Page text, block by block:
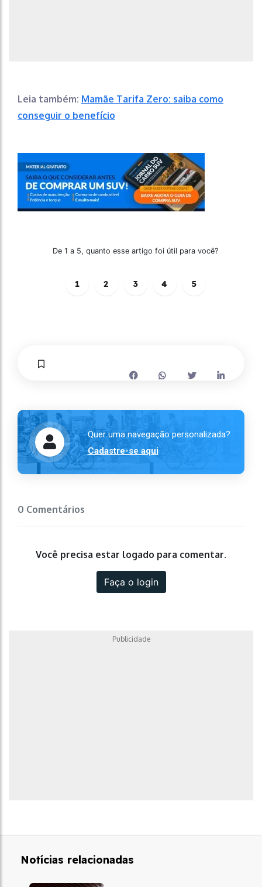
Leia também: Mamãe Tarifa Zero: saiba como
conseguir o benefício
De 1 a 5, quanto esse artigo foi útil para você?
1 2 3 4 5
Quer uma navegação personalizada?
Cadastre-se aqui
0 Comentários
Você precisa estar logado para comentar.
Faça o login
Publicidade
Notícias relacionadas